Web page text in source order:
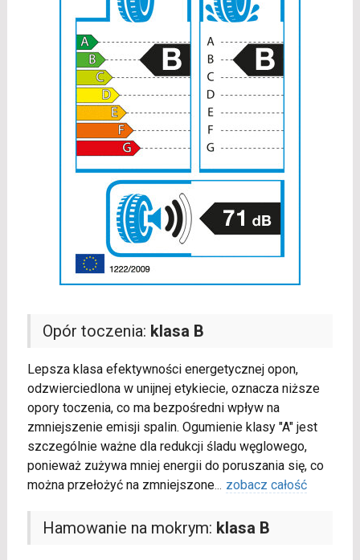
Opór toczenia: klasa B
Lepsza klasa efektywności energetycznej opon,
odzwierciedlona w unijnej etykiecie, oznacza niższe
opory toczenia, co ma bezpośredni wpływ na
zmniejszenie emisji spalin. Ogumienie klasy "A" jest
szczególnie ważne dla redukcji śladu węglowego,
ponieważ zużywa mniej energii do poruszania się, co
można przełożyć na zmniejszone... zobacz całość
Hamowanie na mokrym: klasa B